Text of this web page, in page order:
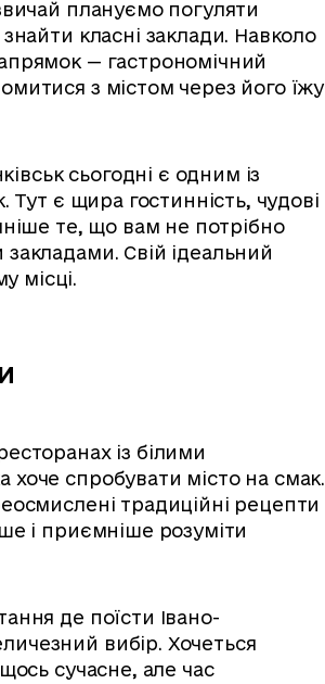
плануємо погуляти
класні заклади. Навколо
— гастрономічний
з містом через його їжу
сьогодні є одним із
Тут є щира гостинність, чудові
те, що вам не потрібно
Свій ідеальний
місці.
із білими
спробувати місто на смак.
традиційні рецепти
і приємніше розуміти
де поїсти Івано-
вибір. Хочеться
сучасне, але час